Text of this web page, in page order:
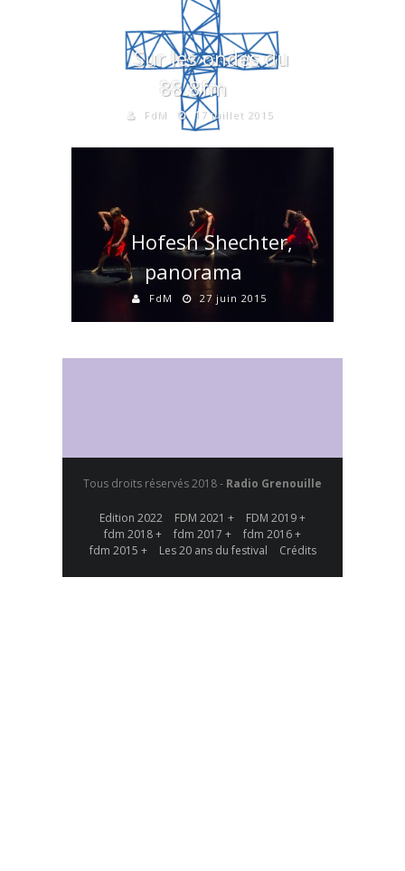
Sur les ondes du
88.8fm
FdM 17 juillet 2015
Hofesh Shechter,
panorama
FdM 27 juin 2015
Tous droits réservés 2018 - Radio Grenouille
Edition 2022 FDM 2021 +
FDM 2019 +
fdm 2018 +
fdm 2017 +
fdm 2016 +
fdm 2015 +
Les 20 ans du festival Crédits